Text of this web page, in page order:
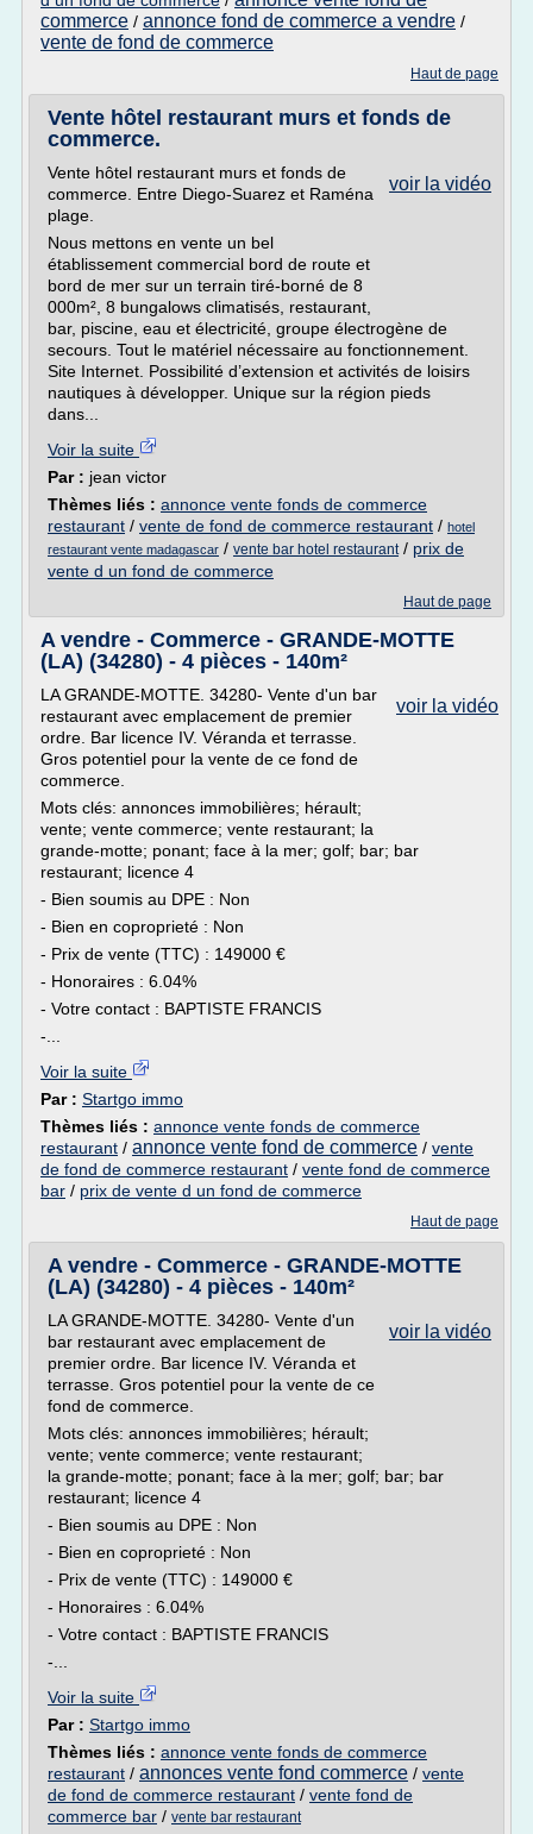
commerce / annonce fond de commerce a vendre /
vente de fond de commerce
Haut de page
Vente hôtel restaurant murs et fonds de
commerce.
voir la vidéo
Vente hôtel restaurant murs et fonds de
commerce. Entre Diego-Suarez et Raména
plage.
Nous mettons en vente un bel
établissement commercial bord de route et
bord de mer sur un terrain tiré-borné de 8
000m², 8 bungalows climatisés, restaurant,
bar, piscine, eau et électricité, groupe électrogène de
secours. Tout le matériel nécessaire au fonctionnement.
Site Internet. Possibilité d’extension et activités de loisirs
nautiques à développer. Unique sur la région pieds
dans...
Voir la suite
Par : jean victor
Thèmes liés : annonce vente fonds de commerce
restaurant / vente de fond de commerce restaurant / hotel
restaurant vente madagascar / vente bar hotel restaurant/ prix de
vente d un fond de commerce
Haut de page
A vendre - Commerce - GRANDE-MOTTE
(LA) (34280) - 4 pièces - 140m²
voir la vidéo
LA GRANDE-MOTTE. 34280- Vente d'un bar
restaurant avec emplacement de premier
ordre. Bar licence IV. Véranda et terrasse.
Gros potentiel pour la vente de ce fond de
commerce.
Mots clés: annonces immobilières; hérault;
vente; vente commerce; vente restaurant; la
grande-motte; ponant; face à la mer; golf; bar; bar
restaurant; licence 4
- Bien soumis au DPE : Non
- Bien en coproprieté : Non
- Prix de vente (TTC) : 149000 €
- Honoraires : 6.04%
- Votre contact : BAPTISTE FRANCIS
-...
Voir la suite
Par : Startgo immo
Thèmes liés : annonce vente fonds de commerce
restaurant / annonce vente fond de commerce / vente
de fond de commerce restaurant / vente fond de commerce
bar / prix de vente d un fond de commerce
Haut de page
A vendre - Commerce - GRANDE-MOTTE
(LA) (34280) - 4 pièces - 140m²
voir la vidéo
LA GRANDE-MOTTE. 34280- Vente d'un
bar restaurant avec emplacement de
premier ordre. Bar licence IV. Véranda et
terrasse. Gros potentiel pour la vente de ce
fond de commerce.
Mots clés: annonces immobilières; hérault;
vente; vente commerce; vente restaurant;
la grande-motte; ponant; face à la mer; golf; bar; bar
restaurant; licence 4
- Bien soumis au DPE : Non
- Bien en coproprieté : Non
- Prix de vente (TTC) : 149000 €
- Honoraires : 6.04%
- Votre contact : BAPTISTE FRANCIS
-...
Voir la suite
Par : Startgo immo
Thèmes liés : annonce vente fonds de commerce
restaurant / annonces vente fond commerce / vente
de fond de commerce restaurant / vente fond de
commerce bar / vente bar restaurant